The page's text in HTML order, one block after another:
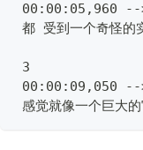
00:00:05,960
都 受到一个奇怪的
3
00:00:09,050
感觉就像一个巨大